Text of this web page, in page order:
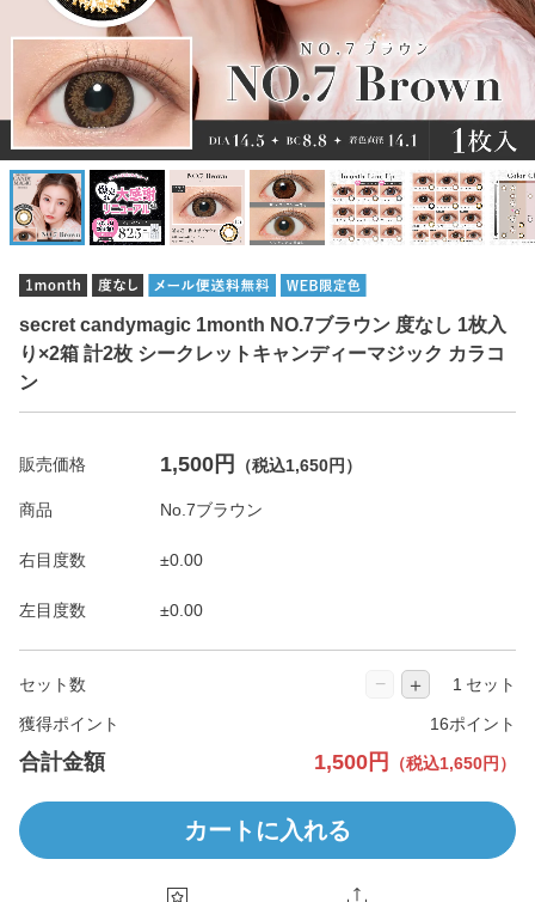
secret candymagic 1month NO.7ブラウン 度なし 1枚入
り×2箱 計2枚 シークレットキャンディーマジック カラコ
ン
販売価格 1,500円 （税込1,650円）
商品
右目度数
左目度数
セット数 − ＋ セット
獲得ポイント 16ポイント
合計金額 1,500円 （税込1,650円）
カートに入れる